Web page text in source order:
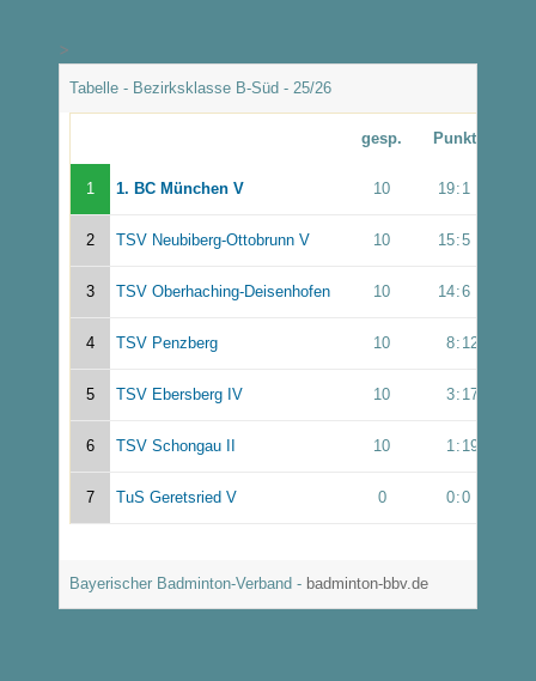
>
Tabelle - Bezirksklasse B-Süd - 25/26
gesp. Punkte
1 1. BC München V 10 19: 1
2 TSV Neubiberg-Ottobrunn V 10 15:5
3 TSV Oberhaching-Deisenhofen 10 14:6
4 TSV Penzberg 10 8: 12
5 TSV Ebersberg IV 10 3: 17
6 TSV Schongau II 10 1 : 19
7 TuS Geretsried V 0 0:0
Bayerischer Badminton-Verband - badminton-bbv.de